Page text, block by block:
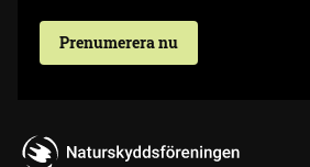
Prenumerera nu